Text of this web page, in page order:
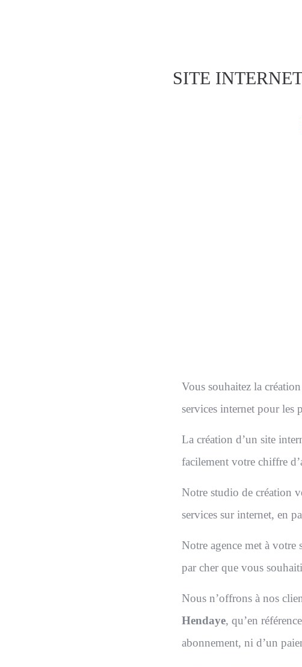
SITE
Vous souhaitez la création
services internet pour les
La création d’un site
facilement votre chiffre
Notre studio de création
services sur internet, en
Notre agence met à votre
par cher que vous
Nous n’offrons à nos
Hendaye, qu’en
abonnement, ni d’un